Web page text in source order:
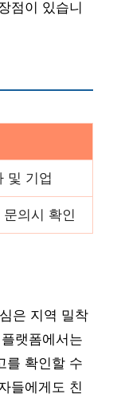
점이 있습니
및 기업
의시 확인
은 지역 밀착
랫폼에서는
를 확인할 수
들에게도 친